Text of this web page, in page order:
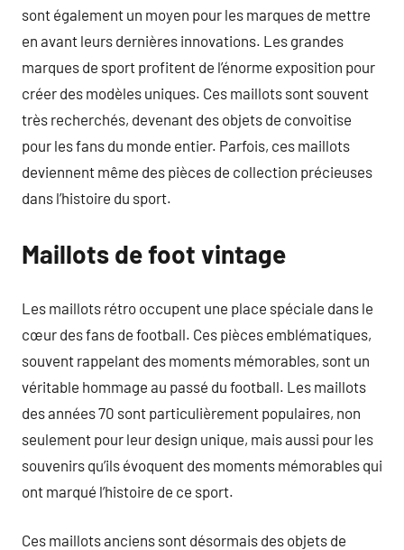
sont également un moyen pour les marques de mettre
en avant leurs dernières innovations. Les grandes
marques de sport profitent de l’énorme exposition pour
créer des modèles uniques. Ces maillots sont souvent
très recherchés, devenant des objets de convoitise
pour les fans du monde entier. Parfois, ces maillots
deviennent même des pièces de collection précieuses
dans l’histoire du sport.
Maillots de foot vintage
Les maillots rétro occupent une place spéciale dans le
cœur des fans de football. Ces pièces emblématiques,
souvent rappelant des moments mémorables, sont un
véritable hommage au passé du football. Les maillots
des années 70 sont particulièrement populaires, non
seulement pour leur design unique, mais aussi pour les
souvenirs qu’ils évoquent des moments mémorables qui
ont marqué l’histoire de ce sport.
Ces maillots anciens sont désormais des objets de